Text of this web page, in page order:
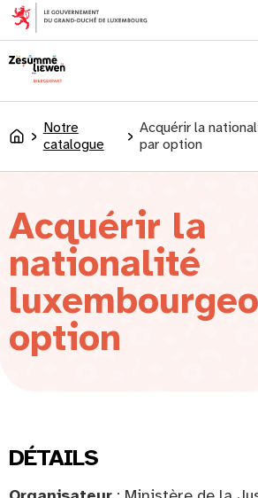
principal
Accueil
Notre
catalogue
Acquérir la
par option
Acquérir la
nationalité
option
DÉTAILS